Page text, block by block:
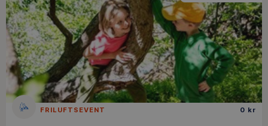
FRILUFTSEVENT 0 kr